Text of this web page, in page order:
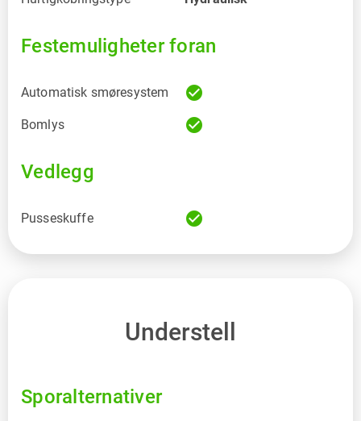
Festemuligheter foran
Automatisk smøresystem check_circle
Bomlys check_circle
Vedlegg
Pusseskuffe check_circle
Understell
Sporalternativer